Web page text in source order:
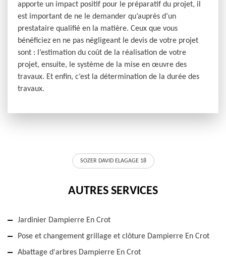
apporte un impact positif pour le préparatif du projet, il
est important de ne le demander qu’auprès d’un
prestataire qualifié en la matière. Ceux que vous
bénéficiez en ne pas négligeant le devis de votre projet
sont : l’estimation du coût de la réalisation de votre
projet, ensuite, le système de la mise en œuvre des
travaux. Et enfin, c’est la détermination de la durée des
travaux.
SOZER DAVID ELAGAGE 18
AUTRES SERVICES
Jardinier Dampierre En Crot
Pose et changement grillage et clôture Dampierre En Crot
Abattage d'arbres Dampierre En Crot